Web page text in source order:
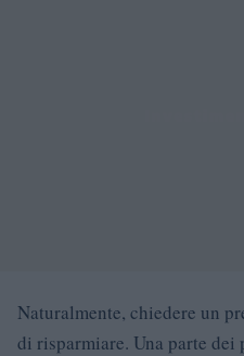
Naturalmente, chiedere un
di risparmiare. Una parte dei